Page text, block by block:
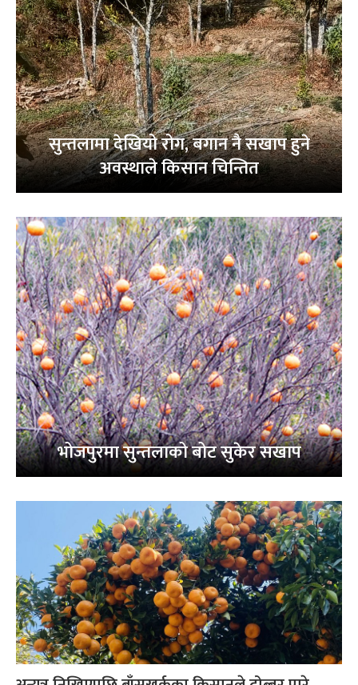
सुन्तलामा देखियो रोग, बगान नै सखाप हुने
अवस्थाले किसान चिन्तित
भोजपुरमा सुन्तलाको बोट सुकेर सखाप